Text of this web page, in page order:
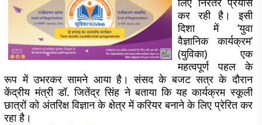
कर रही है। इसी
दिशा में ‘युवा
वैज्ञानिक कार्यक्रम’
(युविका) एक
महत्वपूर्ण पहल के
रूप में उभरकर सामने आया है। संसद के बजट सत्र के दौरान
केंद्रीय मंत्री डॉ. जितेंद्र सिंह ने बताया कि यह कार्यक्रम स्कूली
छात्रों को अंतरिक्ष विज्ञान के क्षेत्र में करियर बनाने के लिए प्रेरित कर
रहा है।